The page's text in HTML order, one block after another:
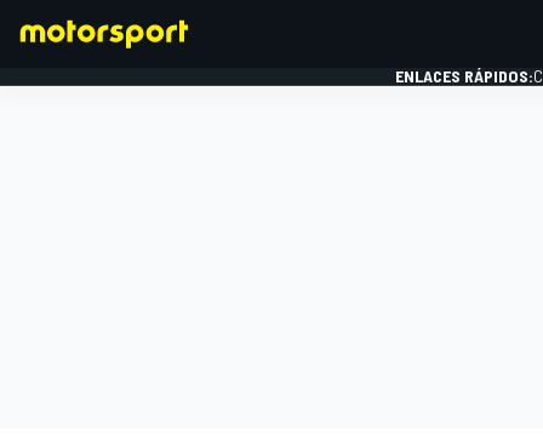
ENLACES RÁPIDOS: